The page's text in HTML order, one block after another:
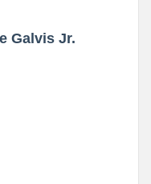
Galvis Jr.